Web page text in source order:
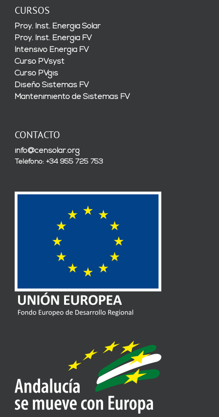
CURSOS
Proy. Inst. Energía Solar
Proy. Inst. Energía FV
Intensivo Energía FV
Curso PVsyst
Curso PVgis
Diseño Sistemas FV
Mantenimiento de Sistemas FV
CONTACTO
info@censolar.org
Teléfono: +34 955 725 753